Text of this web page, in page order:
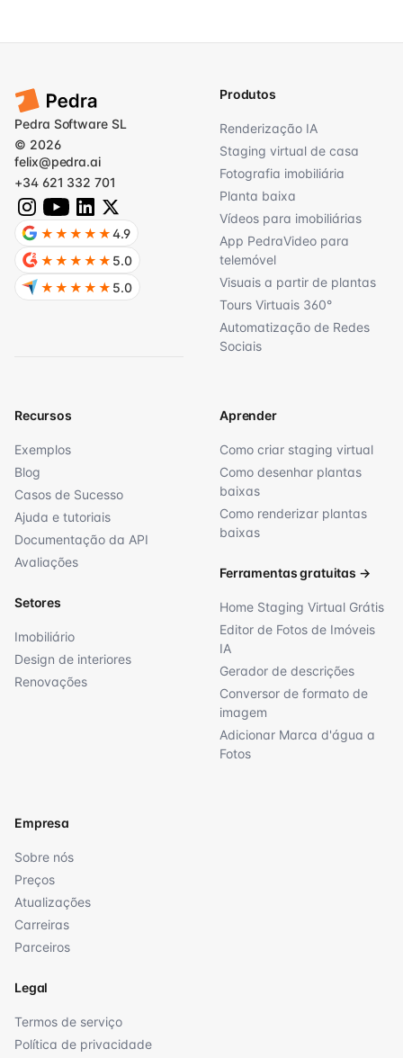
Produtos
Renderização IA
Staging virtual de casa
Fotografia imobiliária
Planta baixa
Vídeos para imobiliárias
App PedraVideo para
telemóvel
Visuais a partir de plantas
Tours Virtuais 360°
Automatização de Redes
Sociais
Recursos
Exemplos
Blog
Casos de Sucesso
Ajuda e tutoriais
Documentação da API
Avaliações
Setores
Imobiliário
Design de interiores
Renovações
Aprender
Como criar staging virtual
Como desenhar plantas
baixas
Como renderizar plantas
baixas
Ferramentas gratuitas →
Home Staging Virtual Grátis
Editor de Fotos de Imóveis
IA
Gerador de descrições
Conversor de formato de
imagem
Adicionar Marca d'água a
Fotos
Empresa
Sobre nós
Preços
Atualizações
Carreiras
Parceiros
Legal
Termos de serviço
Política de privacidade
Pedra Software SL
© 2026
felix@pedra.ai
+34 621 332 701
★★★★★4.9
★★★★★ 5.0
★★★★★ 5.0